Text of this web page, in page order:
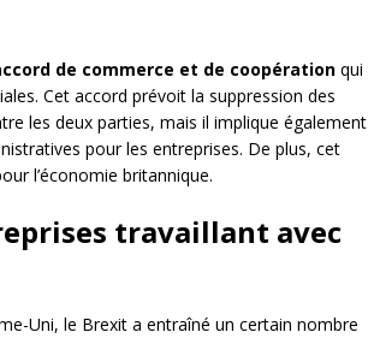
de commerce et de coopération qui
Cet accord prévoit la suppression des
les deux parties, mais il implique également
pour les entreprises. De plus, cet
l’économie britannique.
travaillant avec
Uni, le Brexit a entraîné un certain nombre